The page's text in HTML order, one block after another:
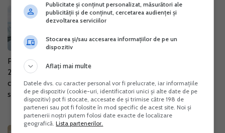
Declaratia unica 2025: Noul model
de Formular 212 si instructiuni de
Proiectul de ordin al ANAF pentru aprobarea formularului
212 „Declaratie unica privind impozitul pe venit si
contributiile sociale datorate de persoanele fizice” aduce o
serie de modificari fata...
Publicitate și conținut personalizat, măsurători ale
publicității și de conținut, cercetarea audienței și
dezvoltarea serviciilor
Stocarea și/sau accesarea informațiilor de pe un
dispozitiv
Aflați mai multe
Datele dvs. cu caracter personal vor fi prelucrate, iar informațiile
de pe dispozitiv (cookie-uri, identificatori unici și alte date de pe
dispozitiv) pot fi stocate, accesate de și trimise către 198 de
parteneri sau pot fi folosite în mod specific de acest site. Noi și
partenerii noștri putem folosi date exacte de localizare
geografică.Lista partenerilor.